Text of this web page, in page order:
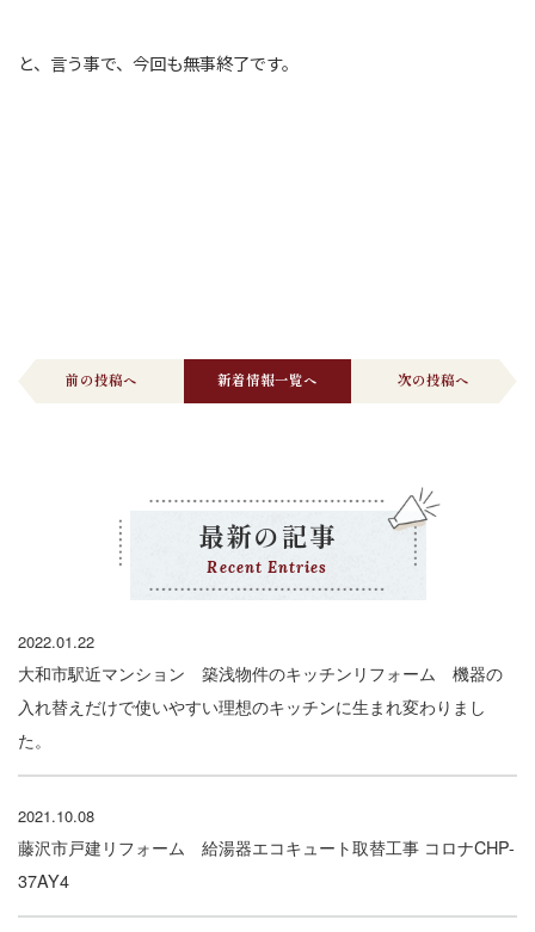
と、言う事で、今回も無事終了です。
前の投稿へ 新着情報一覧へ 次の投稿へ
最新の記事
Recent Entries
2022.01.22
大和市駅近マンション 築浅物件のキッチンリフォーム 機器の
入れ替えだけで使いやすい理想のキッチンに生まれ変わりまし
た。
2021.10.08
藤沢市戸建リフォーム 給湯器エコキュート取替工事 コロナCHP-
37AY4